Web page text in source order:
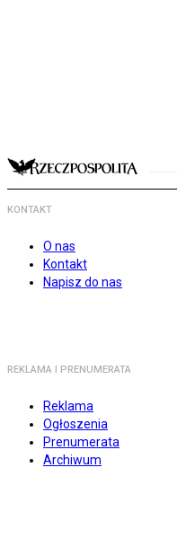
KONTAKT
O nas
Kontakt
Napisz do nas
REKLAMA I PRENUMERATA
Reklama
Ogłoszenia
Prenumerata
Archiwum